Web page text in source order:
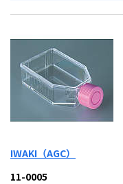
IWAKI（AGC）
11-0005